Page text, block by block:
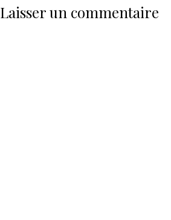
Laisser un commentaire